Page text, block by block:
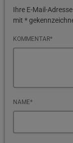
Ihre E-Mail-
mit *
KOMMENTAR*
NAME*